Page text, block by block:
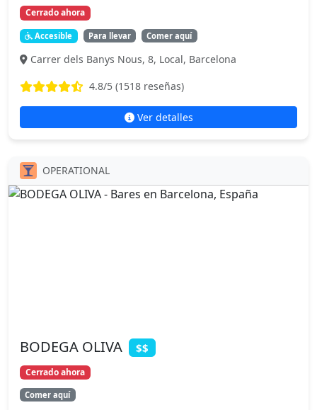
Cerrado ahora
Accesible Para llevar Comer aquí
Carrer dels Banys Nous, 8, Local, Barcelona
4.8/5 (1518 reseñas)
Ver detalles
OPERATIONAL
BODEGA OLIVA $$
Cerrado ahora
Comer aquí